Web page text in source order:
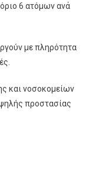
6 ατόμων ανά
με πληρότητα
και νοσοκομείων
προστασίας